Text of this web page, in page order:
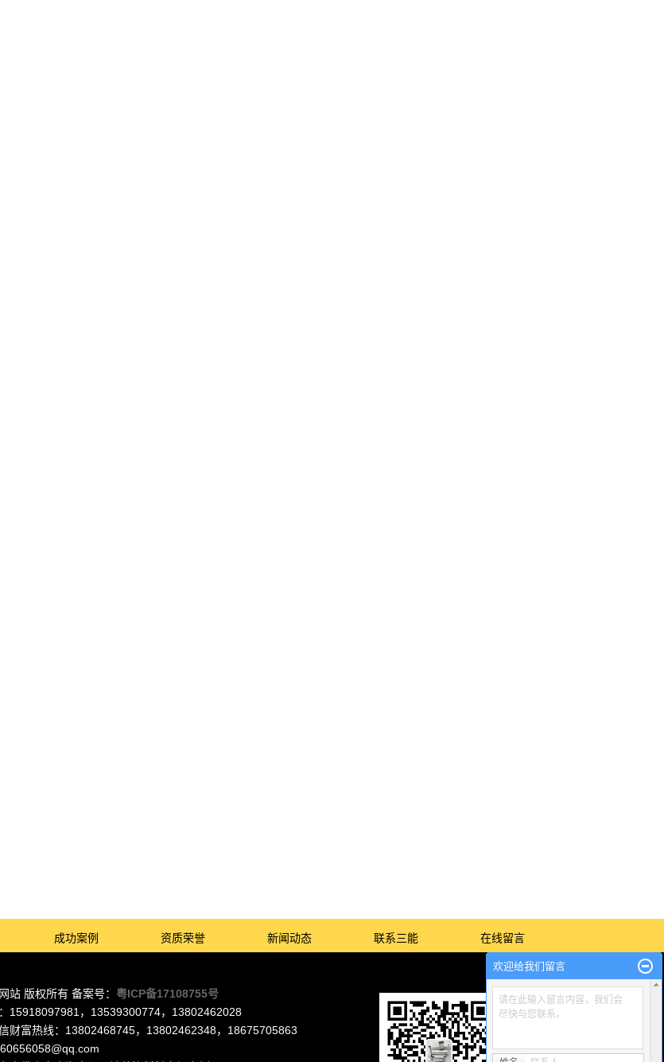
成功案例 资质荣誉 新闻动态 联系三能 在线留言
站 版权所有 备案号： 粤ICP备17108755号
15918097981，13539300774，13802462028
财富热线：13802468745，13802462348，18675705863
欢迎给我们留言
请在此输入留言内容，我们会
尽快与您联系。